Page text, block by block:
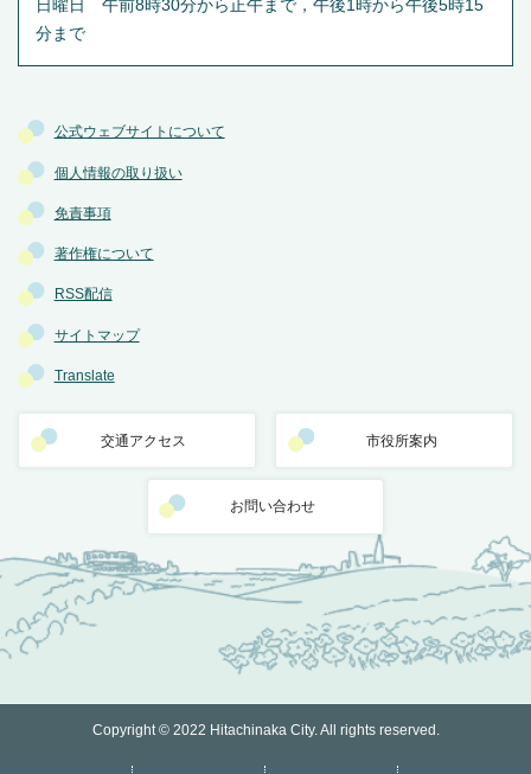
公式ウェブサイトについて
個人情報の取り扱い
免責事項
著作権について
RSS配信
サイトマップ
Translate
交通アクセス 市役所案内
お問い合わせ
日曜日 午前8時30分から正午まで，午後1時から午後5時15
分まで
Copyright © 2022 Hitachinaka City. All rights reserved.